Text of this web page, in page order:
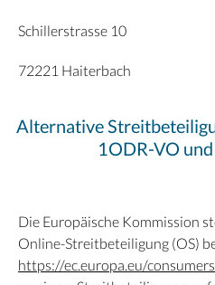
Schillerstrasse 10
72221 Haiterbach
Alternative
1ODR-VO
Die Europäische Kommission
Online-Streitbeteiligung (OS)
https://ec.europa.eu/